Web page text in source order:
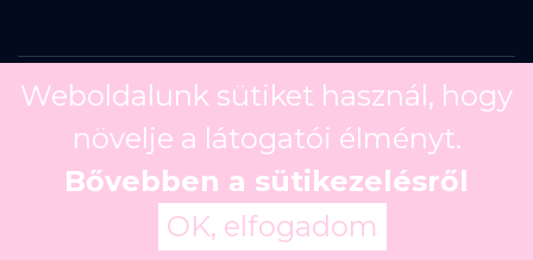
Copyright © 2026
Weboldalunk sütiket használ, hogy
növelje a látogatói élményt.
Bővebben a sütikezelésről
OK, elfogadom